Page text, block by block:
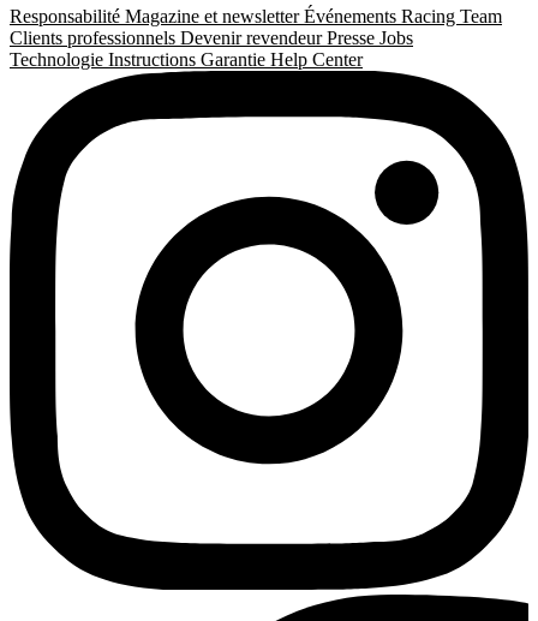
Responsabilité Magazine et newsletterÉvénements Racing Team
Clients professionnels Devenir revendeurPresse Jobs
Technologie Instructions Garantie Help Center